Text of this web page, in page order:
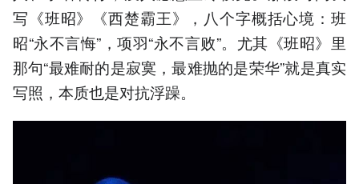
写《班昭》《西楚霸王》，八个字概括心境：班
昭“永不言悔”，项羽“永不言败”。尤其《班昭》里
那句“最难耐的是寂寞，最难抛的是荣华”就是真实
写照，本质也是对抗浮躁。